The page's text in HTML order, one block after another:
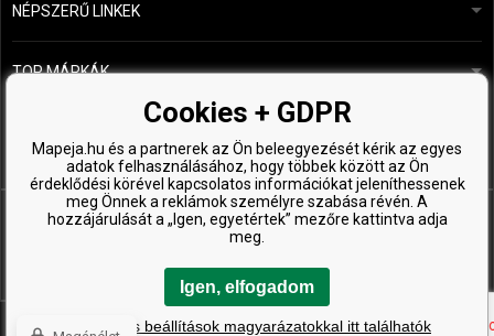
Áru visszaküldése
NÉPSZERŰ LINKEK
TOP MÁRKÁK
Kérastase
O&M
Paul Mitchell
Wella Professionals
Zenz Organic
Copyright © 2026 ProHealthyHair.cz, Minden jog fenntartva
Cookies + GDPR
Mapeja.hu és a partnerek az Ön beleegyezését kérik az egyes
adatok felhasználásához, hogy többek között az Ön
érdeklődési körével kapcsolatos információkat jeleníthessenek
meg Önnek a reklámok személyre szabása révén. A
hozzájárulását a „Igen, egyetértek” mezőre kattintva adja
meg.
Igen, elfogadom
A részletes beállítások magyarázatokkal itt találhatók